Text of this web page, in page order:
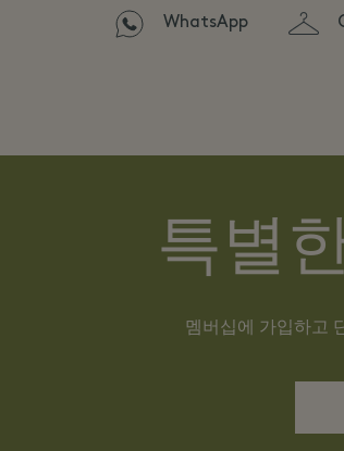
WhatsApp
특별
멤버십에 가입하고